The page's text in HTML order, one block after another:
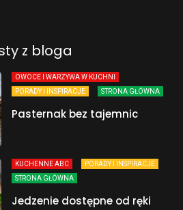
z bloga
OWOCE I WARZYWA W KUCHNI
PORADY I INSPIRACJE
STRONA GŁÓWNA
Pasternak bez tajemnic
KUCHENNE ABC
PORADY I INSPIRACJE
STRONA GŁÓWNA
Jedzenie dostępne od ręki